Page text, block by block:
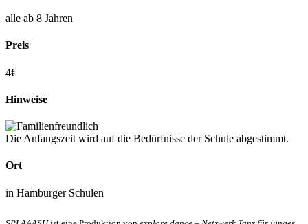
alle ab 8 Jahren
Preis
4€
Hinweise
Die Anfangszeit wird auf die Bedürfnisse der Schule abgestimmt.
Ort
in Hamburger Schulen